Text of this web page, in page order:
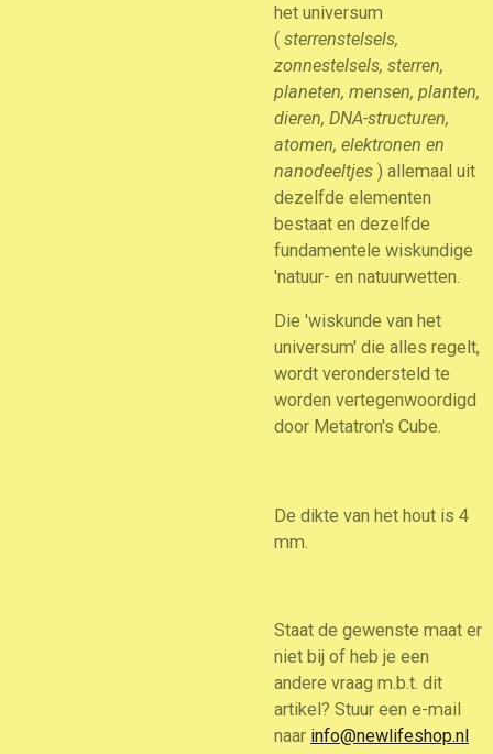
het universum
( sterrenstelsels,
zonnestelsels, sterren,
planeten, mensen, planten,
dieren, DNA-structuren,
atomen, elektronen en
nanodeeltjes ) allemaal uit
dezelfde elementen
bestaat en dezelfde
fundamentele wiskundige
'natuur- en natuurwetten.
Die 'wiskunde van het
universum' die alles regelt,
wordt verondersteld te
worden vertegenwoordigd
door Metatron's Cube.
De dikte van het hout is 4
mm.
Staat de gewenste maat er
niet bij of heb je een
andere vraag m.b.t. dit
artikel? Stuur een e-mail
naar info@newlifeshop.nl